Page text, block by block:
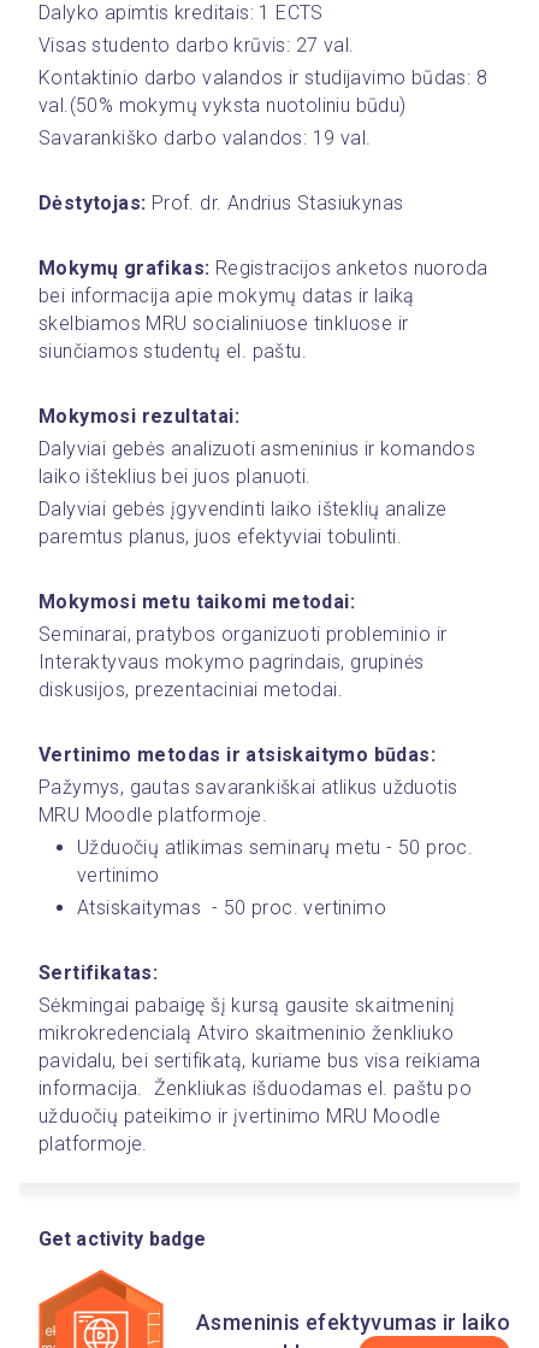
Dalyko apimtis kreditais: 1 ECTS
Visas studento darbo krūvis: 27 val.
Kontaktinio darbo valandos ir studijavimo būdas: 8
val.(50% mokymų vyksta nuotoliniu būdu)
Savarankiško darbo valandos: 19 val.
Dėstytojas: Prof. dr. Andrius Stasiukynas
Mokymų grafikas: Registracijos anketos nuoroda
bei informacija apie mokymų datas ir laiką
skelbiamos MRU socialiniuose tinkluose ir
siunčiamos studentų el. paštu.
Mokymosi rezultatai:
Dalyviai gebės analizuoti asmeninius ir komandos
laiko išteklius bei juos planuoti.
Dalyviai gebės įgyvendinti laiko išteklių analize
paremtus planus, juos efektyviai tobulinti.
Mokymosi metu taikomi metodai:
Seminarai, pratybos organizuoti probleminio ir
Interaktyvaus mokymo pagrindais, grupinės
diskusijos, prezentaciniai metodai.
Vertinimo metodas ir atsiskaitymo būdas:
Pažymys, gautas savarankiškai atlikus užduotis
MRU Moodle platformoje.
Užduočių atlikimas seminarų metu - 50 proc.
vertinimo
Atsiskaitymas  - 50 proc. vertinimo
Sertifikatas:
Sėkmingai pabaigę šį kursą gausite skaitmeninį
mikrokredencialą Atviro skaitmeninio ženkliuko
pavidalu, bei sertifikatą, kuriame bus visa reikiama
informacija.  Ženkliukas išduodamas el. paštu po
užduočių pateikimo ir įvertinimo MRU Moodle
platformoje.
Get activity badge
Asmeninis efektyvumas ir laiko